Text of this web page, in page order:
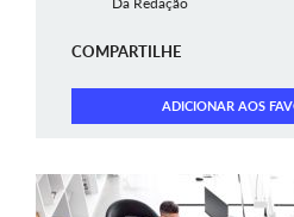
COMPARTILHE
ADICIONAR AOS